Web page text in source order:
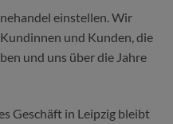
einstellen. Wir
und Kunden, die
und uns über die Jahre
Geschäft in Leipzig bleibt